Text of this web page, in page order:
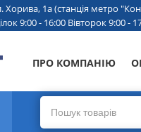
Хорива, 1а (станція метро
9:00 - 16:00 Вівторок 9:00 -
ПРО КОМПАНІЮ